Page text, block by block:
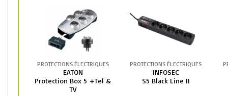
PROTECTIONS ÉLECTRIQUES
EATON
Protection Box 5 +Tel &
TV
PROTECTIONS ÉLECTRIQUES
INFOSEC
S5 Black Line II